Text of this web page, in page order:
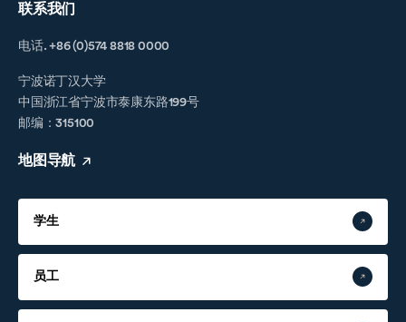
联系我们
电话. +86 (0)574 8818 0000
宁波诺丁汉大学
中国浙江省宁波市泰康东路199号
邮编：315100
地图导航
学生
员工